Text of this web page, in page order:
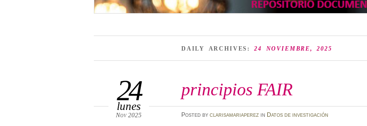
DAILY ARCHIVES:24 NOVIEMBRE, 2025
principios FAIR
24
lunes
Nov 2025 Posted by clarisamariaperezin Datos de investigación